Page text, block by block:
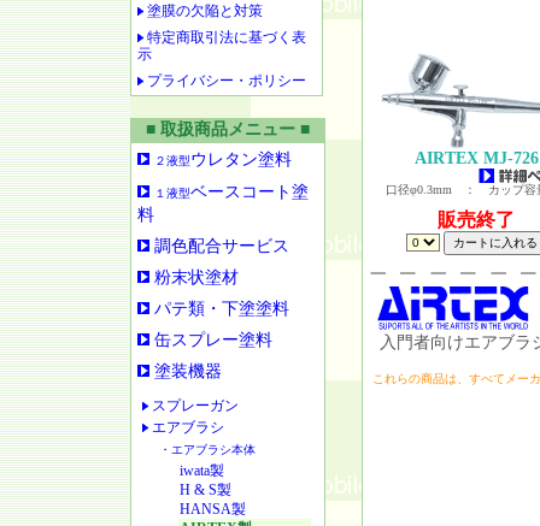
塗膜の欠陥と対策
特定商取引法に基づく表
示
プライバシー・ポリシー
AIRTEX MJ-726
口径φ0.3mm ： カップ容
販売終了
入門者向けエアブラ
これらの商品は、すべてメー
■ 取扱商品メニュー ■
２液型ウレタン塗料
１液型ベースコート塗
料
調色配合サービス
粉末状塗材
パテ類・下塗塗料
缶スプレー塗料
塗装機器
スプレーガン
エアブラシ
・エアブラシ本体
iwata製
H & S製
HANSA製